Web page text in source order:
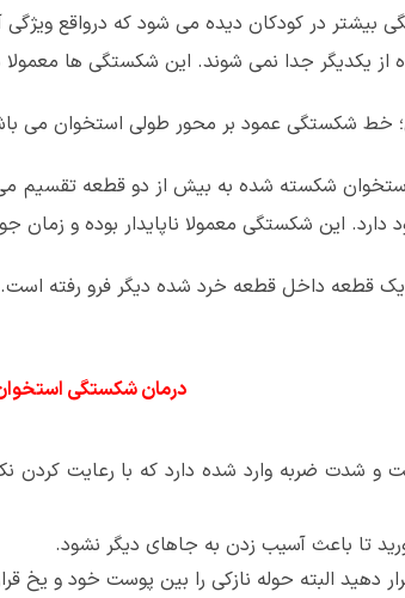
بیشتر در کودکان دیده می شود که درواقع
یکدیگر جدا نمی شوند. این شکستگی ها
شکستگی عمود بر محور طولی استخوان می
شکسته شده به بیش از دو قطعه تقسیم می
این شکستگی معمولا ناپایدار بوده و زمان
قطعه داخل قطعه خرد شده دیگر فرو رفته است.
درمان شکستگی
شدت ضربه وارد شده دارد که با رعایت کردن
تا باعث آسیب زدن به جاهای دیگر نشود.